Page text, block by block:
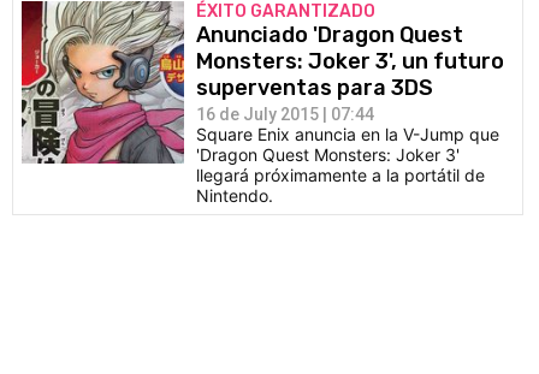
ÉXITO GARANTIZADO
Anunciado 'Dragon Quest
Monsters: Joker 3', un futuro
superventas para 3DS
16 de July 2015 | 07:44
Square Enix anuncia en la V-Jump que
'Dragon Quest Monsters: Joker 3'
llegará próximamente a la portátil de
Nintendo.